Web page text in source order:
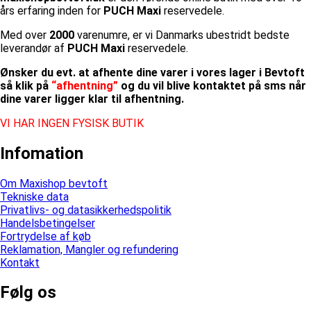
års erfaring inden for PUCH Maxi reservedele.
Med over 2000 varenumre, er vi Danmarks ubestridt bedste
leverandør af PUCH Maxi reservedele.
Ønsker du evt. at afhente dine varer i vores lager i Bevtoft
så klik på “afhentning” og du vil blive kontaktet på sms når
dine varer ligger klar til afhentning.
VI HAR INGEN FYSISK BUTIK
Infomation
Om Maxishop bevtoft
Tekniske data
Privatlivs- og datasikkerhedspolitik
Handelsbetingelser
Fortrydelse af køb
Reklamation, Mangler og refundering
Kontakt
Følg os